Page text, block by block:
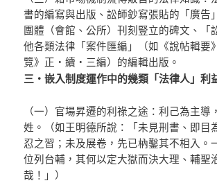
書的編寫與出版、訟師鈔寫張貼的「廣告
團體（會館、公所）刊刻豎立的碑文、「
他各類法律「案件匯編」（如《說帖輯要
覽》正‧續‧三編）的編輯出版。
三‧嵌入制度運作中的幾類「法律人」利
（一）官場昇遷的利祿之途：利己為主導
姓。（如王明德所說：「未見刑書、即目
忍之習；未及展卷，先已枘鑿其不相入。
位列台輔，其何以定大獄而決大理、輔聖
哉！」）